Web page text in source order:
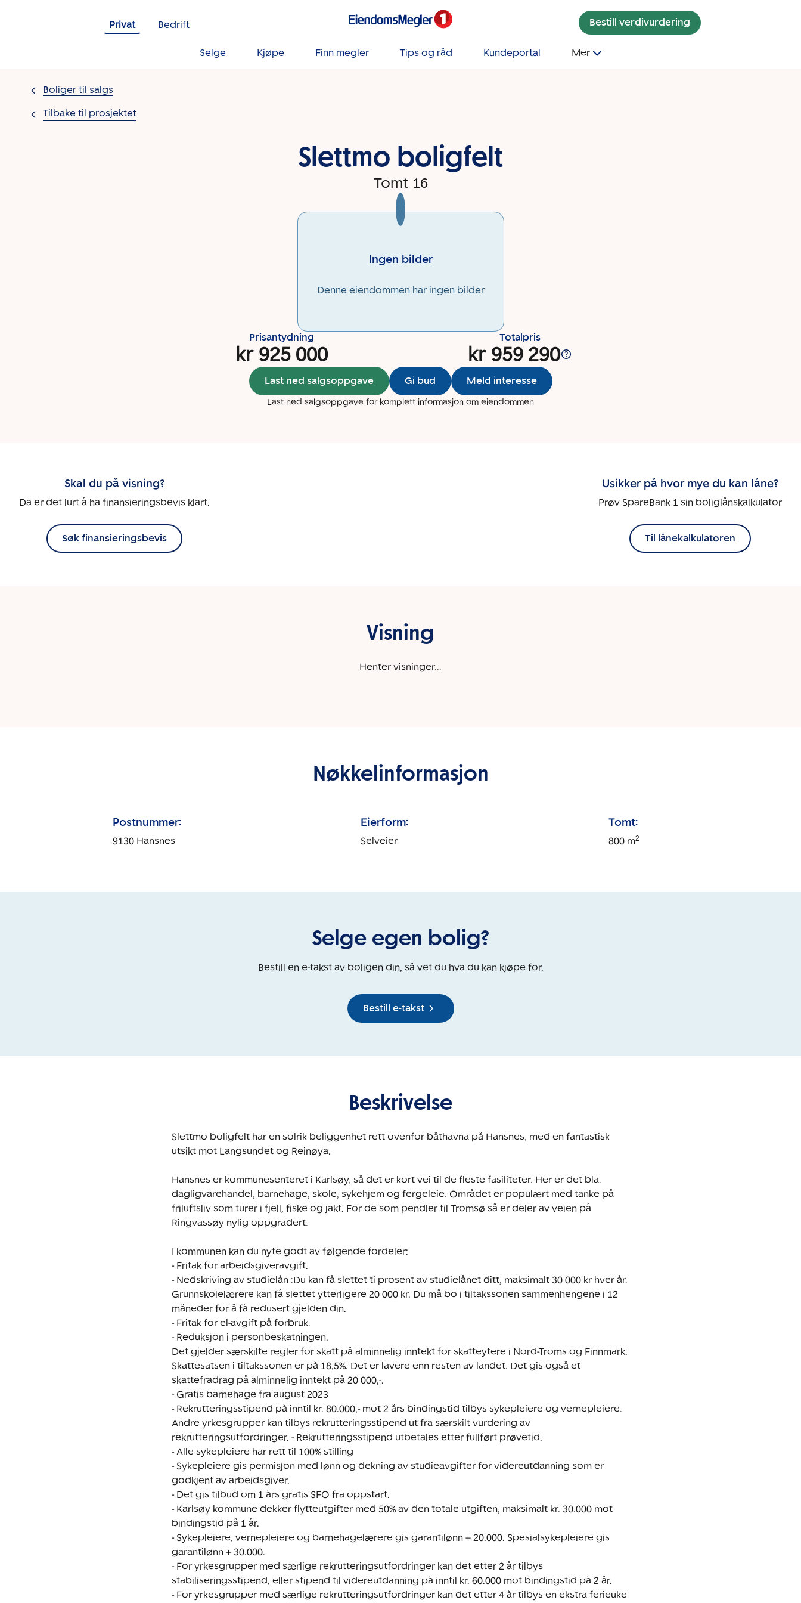
Privat
Bedrift Bestill verdivurdering
Selge Kjøpe Finn megler Tips og råd Kundeportal Mer
Boliger til salgs
Tilbake til prosjektet
Slettmo boligfelt
Tomt 16
Ingen bilder
Denne eiendommen har ingen bilder
Prisantydning
kr 925 000
Totalpris
kr 959 290
Last ned salgsoppgave Gi bud Meld interesse
Last ned salgsoppgave for komplett informasjon om eiendommen
Skal du på visning?
Da er det lurt å ha finansieringsbevis klart.
Søk finansieringsbevis
Usikker på hvor mye du kan låne?
Prøv SpareBank 1 sin boliglånskalkulator
Til lånekalkulatoren
Visning
Henter visninger...
Nøkkelinformasjon
Postnummer:
9130 Hansnes
Eierform:
Selveier
Tomt:
800 m2
Selge egen bolig?
Bestill en e-takst av boligen din, så vet du hva du kan kjøpe for.
Bestill e-takst
Beskrivelse
Slettmo boligfelt har en solrik beliggenhet rett ovenfor båthavna på Hansnes, med en fantastisk
utsikt mot Langsundet og Reinøya.
Hansnes er kommunesenteret i Karlsøy, så det er kort vei til de fleste fasiliteter. Her er det bla.
dagligvarehandel, barnehage, skole, sykehjem og fergeleie. Området er populært med tanke på
friluftsliv som turer i fjell, fiske og jakt. For de som pendler til Tromsø så er deler av veien på
Ringvassøy nylig oppgradert.
I kommunen kan du nyte godt av følgende fordeler:
- Fritak for arbeidsgiveravgift.
- Nedskriving av studielån :Du kan få slettet ti prosent av studielånet ditt, maksimalt 30 000 kr hver år.
Grunnskolelærere kan få slettet ytterligere 20 000 kr. Du må bo i tiltakssonen sammenhengene i 12
måneder for å få redusert gjelden din.
- Fritak for el-avgift på forbruk.
- Reduksjon i personbeskatningen.
Det gjelder særskilte regler for skatt på alminnelig inntekt for skatteytere i Nord-Troms og Finnmark.
Skattesatsen i tiltakssonen er på 18,5%. Det er lavere enn resten av landet. Det gis også et
skattefradrag på alminnelig inntekt på 20 000,-.
- Gratis barnehage fra august 2023
- Rekrutteringsstipend på inntil kr. 80.000,- mot 2 års bindingstid tilbys sykepleiere og vernepleiere.
Andre yrkesgrupper kan tilbys rekrutteringsstipend ut fra særskilt vurdering av
rekrutteringsutfordringer. - Rekrutteringsstipend utbetales etter fullført prøvetid.
- Alle sykepleiere har rett til 100% stilling
- Sykepleiere gis permisjon med lønn og dekning av studieavgifter for videreutdanning som er
godkjent av arbeidsgiver.
- Det gis tilbud om 1 års gratis SFO fra oppstart.
- Karlsøy kommune dekker flytteutgifter med 50% av den totale utgiften, maksimalt kr. 30.000 mot
bindingstid på 1 år.
- Sykepleiere, vernepleiere og barnehagelærere gis garantilønn + 20.000. Spesialsykepleiere gis
garantilønn + 30.000.
- For yrkesgrupper med særlige rekrutteringsutfordringer kan det etter 2 år tilbys
stabiliseringsstipend, eller stipend til videreutdanning på inntil kr. 60.000 mot bindingstid på 2 år.
- For yrkesgrupper med særlige rekrutteringsutfordringer kan det etter 4 år tilbys en ekstra ferieuke